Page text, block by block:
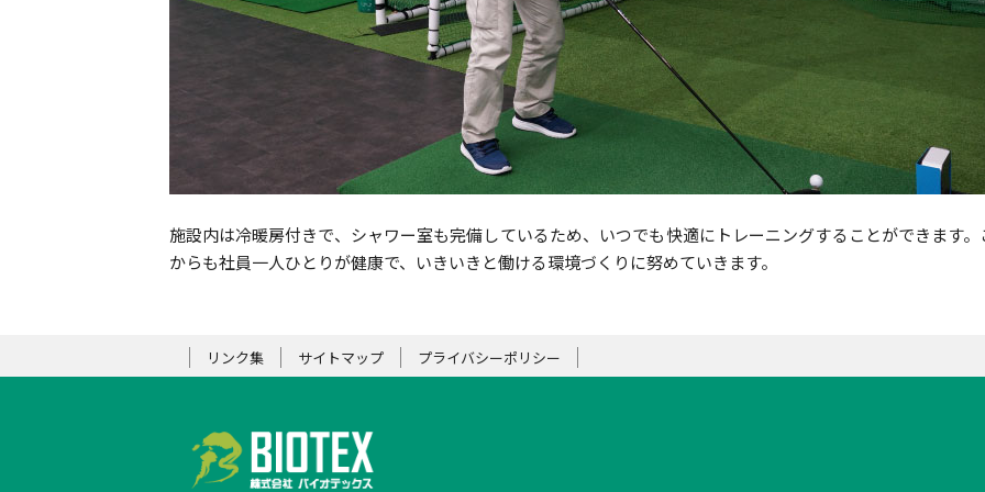
施設内は冷暖房付きで、シャワー室も完備しているため、いつでも快適にトレーニングすることができます。
からも社員一人ひとりが健康で、いきいきと働ける環境づくりに努めていきます。
リンク集 サイトマップ プライバシーポリシー